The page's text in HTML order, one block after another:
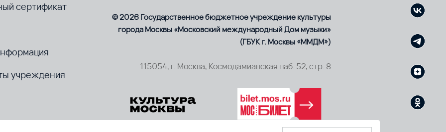
сертификат
учреждения
© 2026 Государственное бюджетное учреждение культуры
города Москвы «Московский международный Дом музыки»
(ГБУК г. Москвы «ММДМ»)
115054, г. Москва, Космодамианская наб. 52, стр. 8